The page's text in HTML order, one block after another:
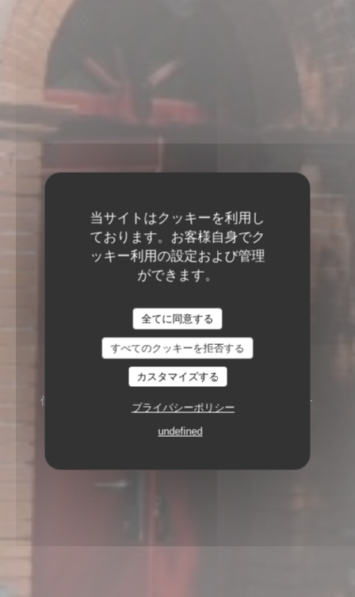
当サイトはクッキーを利用し
ております。お客様自身でク
ッキー利用の設定および管理
ができます。
全てに同意する
すべてのクッキーを拒否する
カスタマイズする
プライバシーポリシー
undefined
伝統的なレストラン
197 ROUTE DE SAINT-
SIMON 31100 TOULOUSE